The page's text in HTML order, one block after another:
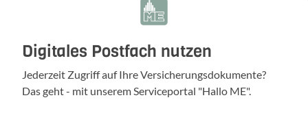
Digitales Postfach nutzen
Jederzeit Zugriff auf Ihre Versicherungsdokumente?
Das geht - mit unserem Serviceportal "Hallo ME".